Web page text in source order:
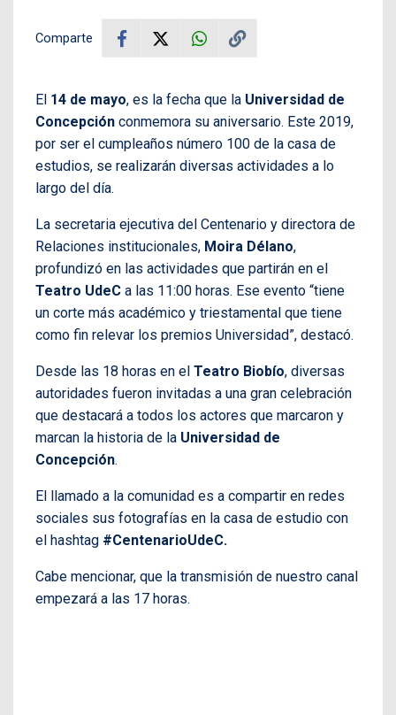
Comparte
El 14 de mayo, es la fecha que la Universidad de
Concepción conmemora su aniversario. Este 2019,
por ser el cumpleaños número 100 de la casa de
estudios, se realizarán diversas actividades a lo
largo del día.
La secretaria ejecutiva del Centenario y directora de
Relaciones institucionales, Moira Délano,
profundizó en las actividades que partirán en el
Teatro UdeC a las 11:00 horas. Ese evento “tiene
un corte más académico y triestamental que tiene
como fin relevar los premios Universidad”, destacó.
Desde las 18 horas en el Teatro Biobío, diversas
autoridades fueron invitadas a una gran celebración
que destacará a todos los actores que marcaron y
marcan la historia de la Universidad de
Concepción.
El llamado a la comunidad es a compartir en redes
sociales sus fotografías en la casa de estudio con
el hashtag #CentenarioUdeC.
Cabe mencionar, que la transmisión de nuestro canal
empezará a las 17 horas.